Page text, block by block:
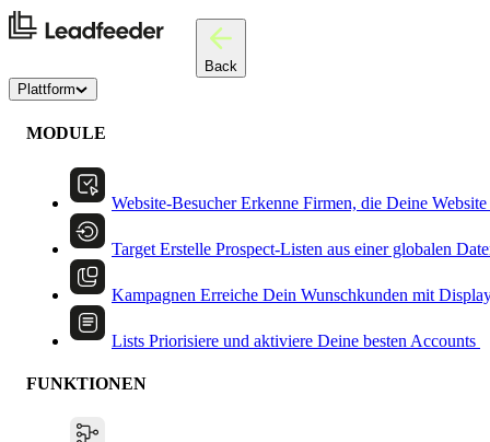
Back
Plattform
MODULE
Website-BesucherErkenne Firmen, die Deine Website
Target Erstelle Prospect-Listen aus einer globalen
Kampagnen Erreiche Dein Wunschkunden mit
Lists Priorisiere und aktiviere Deine besten Accounts
FUNKTIONEN